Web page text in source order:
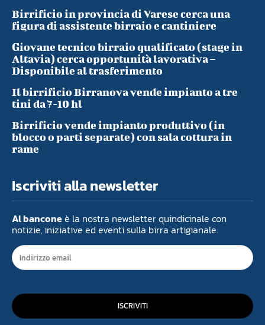
Birrificio in provincia di Varese cerca una
figura di assistente birraio e cantiniere
Giovane tecnico birraio qualificato (stage in
Altavia) cerca opportunità lavorativa –
Disponibile al trasferimento
Il birrificio Birranova vende impianto a tre
tini da 7-10 hl
Birrificio vende impianto produttivo (in
blocco o parti separate) con sala cottura in
rame
Iscriviti alla newsletter
Al banconeè la nostra newsletter quindicinale con
notizie, iniziative ed eventi sulla birra artigianale.
ISCRIVITI